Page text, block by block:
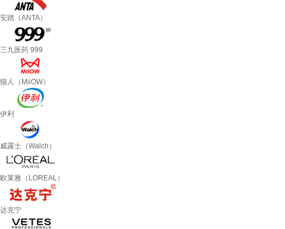
安踏（ANTA）
三九医药 999
猫人（MiiOW）
伊利
威露士（Walch）
欧莱雅（LOREAL）
达克宁